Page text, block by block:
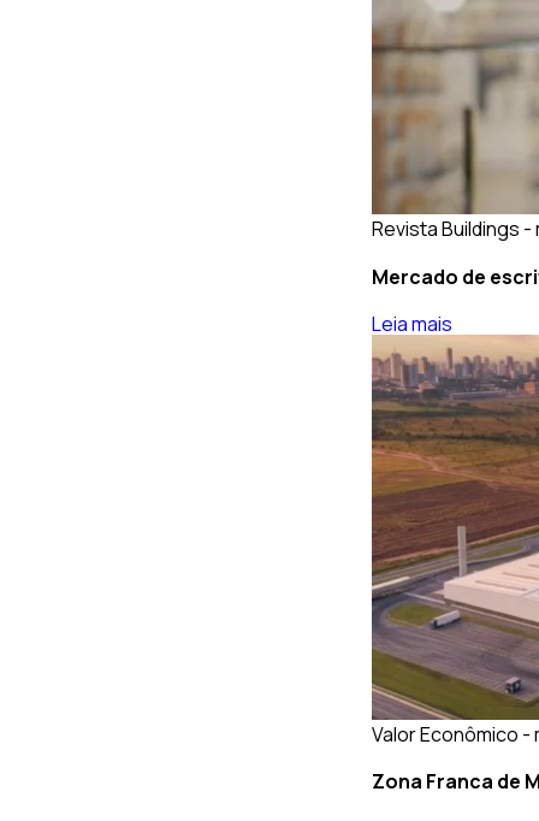
Revista Buildings -
Mercado de
Leia mais
Valor Econômico -
Zona Franca de